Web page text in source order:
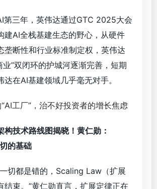
第三年，英伟达通过GTC 2025大会
建AI全栈基建生态的野心，从硬件
垄断性和行业标准制定权，英伟达
业”双闭环的护城河逐渐完善，短期
达在AI基建领域几乎毫无对手。
构技术路线图揭晓！ 黄仁勋：
的基础
切都是错的，Scaling Law（扩展
结束。”黄仁勋直言，扩展定律正在